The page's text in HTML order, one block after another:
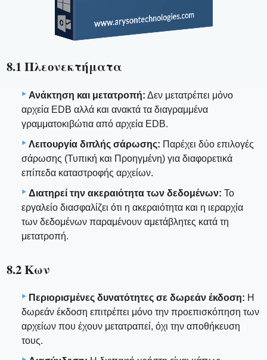
8.1 Πλεονεκτήματα
Ανάκτηση και μετατροπή: Δεν μετατρέπει μόνο
αρχεία EDB αλλά και ανακτά τα διαγραμμένα
γραμματοκιβώτια από αρχεία EDB.
Λειτουργία διπλής σάρωσης: Παρέχει δύο επιλογές
σάρωσης (Τυπική και Προηγμένη) για διαφορετικά
επίπεδα καταστροφής αρχείων.
Διατηρεί την ακεραιότητα των δεδομένων: Το
εργαλείο διασφαλίζει ότι η ακεραιότητα και η ιεραρχία
των δεδομένων παραμένουν αμετάβλητες κατά τη
μετατροπή.
8.2 Κων
Περιορισμένες δυνατότητες σε δωρεάν έκδοση: Η
δωρεάν έκδοση επιτρέπει μόνο την προεπισκόπηση των
αρχείων που έχουν μετατραπεί, όχι την αποθήκευση
τους.